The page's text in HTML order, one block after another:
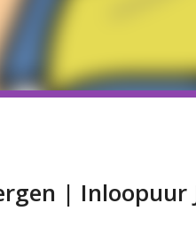
| Inloopuur